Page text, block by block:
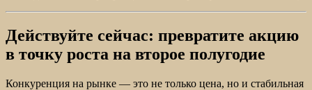
Действуйте сейчас: превратите акцию
в точку роста на второе полугодие
Конкуренция на рынке — это не только цена, но и стабильная